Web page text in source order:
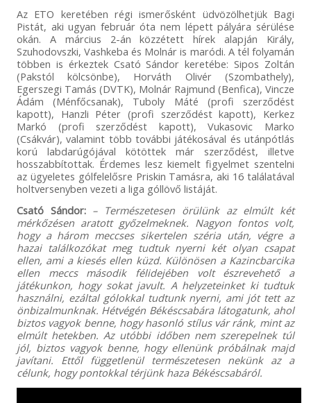
Az ETO keretében régi ismerősként üdvözölhetjük Bagi
Pistát, aki ugyan február óta nem lépett pályára sérülése
okán. A március 2-án közzétett hírek alapján Király,
Szuhodovszki, Vashkeba és Molnár is maródi. A tél folyamán
többen is érkeztek Csató Sándor keretébe: Sipos Zoltán
(Pakstól kölcsönbe), Horváth Olivér (Szombathely),
Egerszegi Tamás (DVTK), Molnár Rajmund (Benfica), Vincze
Ádám (Ménfőcsanak), Tuboly Máté (profi szerződést
kapott), Hanzli Péter (profi szerződést kapott), Kerkez
Markó (profi szerződést kapott), Vukasovic Marko
(Csákvár), valamint több további játékosával és utánpótlás
korú labdarúgójával kötöttek már szerződést, illetve
hosszabbítottak. Érdemes lesz kiemelt figyelmet szentelni
az ügyeletes gólfelelősre Priskin Tamásra, aki 16 találatával
holtversenyben vezeti a liga góllövő listáját.
Csató Sándor: – Természetesen örülünk az elmúlt két
mérkőzésen aratott győzelmeknek. Nagyon fontos volt,
hogy a három meccses sikertelen széria után, végre a
hazai találkozókat meg tudtuk nyerni két olyan csapat
ellen, ami a kiesés ellen küzd. Különösen a Kazincbarcika
ellen meccs második félidejében volt észrevehető a
játékunkon, hogy sokat javult. A helyzeteinket ki tudtuk
használni, ezáltal gólokkal tudtunk nyerni, ami jót tett az
önbizalmunknak. Hétvégén Békéscsabára látogatunk, ahol
biztos vagyok benne, hogy hasonló stílus vár ránk, mint az
elmúlt hetekben. Az utóbbi időben nem szerepelnek túl
jól, biztos vagyok benne, hogy ellenünk próbálnak majd
javítani. Ettől függetlenül természetesen nekünk az a
célunk, hogy pontokkal térjünk haza Békéscsabáról.